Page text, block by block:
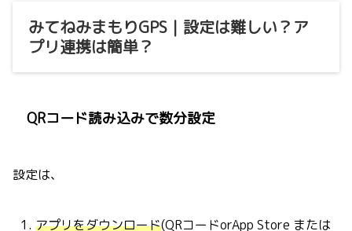
みてねみまもりGPS｜設定は難しい？ア
プリ連携は簡単？
QRコード読み込みで数分設定
設定は、
アプリをダウンロード(QRコードorApp Store または